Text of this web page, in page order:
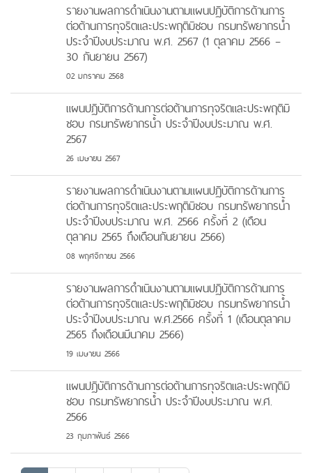
รายงานผลการดำเนินงานตามแผนปฏิบัติการด้านการ
ต่อต้านการทุจริตและประพฤติมิชอบ กรมทรัพยากรน้ำ
ประจำปีงบประมาณ พ.ศ. 2567 (1 ตุลาคม 2566 –
30 กันยายน 2567)
02 มกราคม 2568
แผนปฏิบัติการด้านการต่อต้านการทุจริตและประพฤติมิ
ชอบ กรมทรัพยากรน้ำ ประจำปีงบประมาณ พ.ศ.
2567
26 เมษายน 2567
รายงานผลการดำเนินงานตามแผนปฏิบัติการด้านการ
ต่อต้านการทุจริตและประพฤติมิชอบ กรมทรัพยากรน้ำ
ประจำปีงบประมาณ พ.ศ. 2566 ครั้งที่ 2 (เดือน
ตุลาคม 2565 ถึงเดือนกันยายน 2566)
08 พฤศจิกายน 2566
รายงานผลการดำเนินงานตามแผนปฏิบัติการด้านการ
ต่อต้านการทุจริตและประพฤติมิชอบ กรมทรัพยากรน้ำ
ประจำปีงบประมาณ พ.ศ.2566 ครั้งที่ 1 (เดือนตุลาคม
2565 ถึงเดือนมีนาคม 2566)
19 เมษายน 2566
แผนปฏิบัติการด้านการต่อต้านการทุจริตและประพฤติมิ
ชอบ กรมทรัพยากรน้ำ ประจำปีงบประมาณ พ.ศ.
2566
23 กุมภาพันธ์ 2566